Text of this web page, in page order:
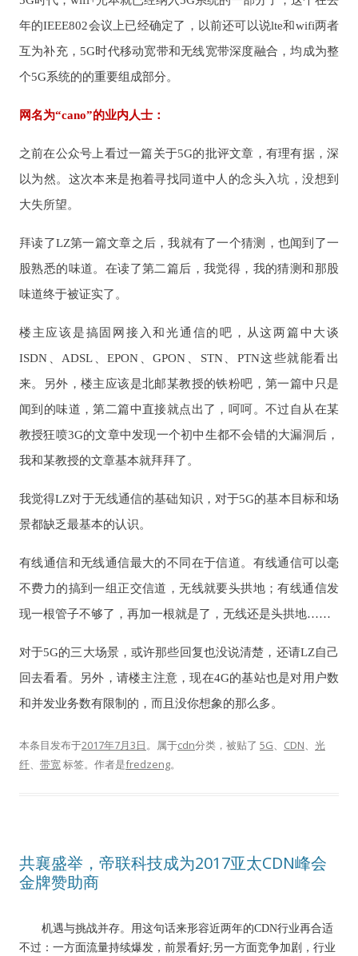
年的IEEE802会议上已经确定了，以前还可以说lte和wifi两者
互为补充，5G时代移动宽带和无线宽带深度融合，均成为整
个5G系统的的重要组成部分。
网名为“cano”的业内人士：
之前在公众号上看过一篇关于5G的批评文章，有理有据，深
以为然。这次本来是抱着寻找同道中人的念头入坑，没想到
大失所望。
拜读了LZ第一篇文章之后，我就有了一个猜测，也闻到了一
股熟悉的味道。在读了第二篇后，我觉得，我的猜测和那股
味道终于被证实了。
楼主应该是搞固网接入和光通信的吧，从这两篇中大谈
ISDN、ADSL、EPON、GPON、STN、PTN这些就能看出
来。另外，楼主应该是北邮某教授的铁粉吧，第一篇中只是
闻到的味道，第二篇中直接就点出了，呵呵。不过自从在某
教授狂喷3G的文章中发现一个初中生都不会错的大漏洞后，
我和某教授的文章基本就拜拜了。
我觉得LZ对于无线通信的基础知识，对于5G的基本目标和场
景都缺乏最基本的认识。
有线通信和无线通信最大的不同在于信道。有线通信可以毫
不费力的搞到一组正交信道，无线就要头拱地；有线通信发
现一根管子不够了，再加一根就是了，无线还是头拱地……
对于5G的三大场景，或许那些回复也没说清楚，还请LZ自己
回去看看。另外，请楼主注意，现在4G的基站也是对用户数
和并发业务数有限制的，而且没你想象的那么多。
本条目发布于2017年7月3日。属于cdn分类，被贴了 5G、 CDN、 光
纤、 带宽标签。 作者是fredzeng。
共襄盛举，帝联科技成为2017亚太CDN峰会
金牌赞助商
机遇与挑战并存。用这句话来形容近两年的CDN行业再合适
不过：一方面流量持续爆发，前景看好;另一方面竞争加剧，行业